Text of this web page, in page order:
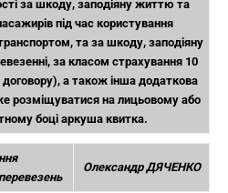
за шкоду, заподіяну життю та
під час користування
та за шкоду, заподіяну
за класом страхування 10
а також інша додаткова
розміщуватися на лицьовому або
боці аркуша квитка.
Олександр ДЯЧЕНКО